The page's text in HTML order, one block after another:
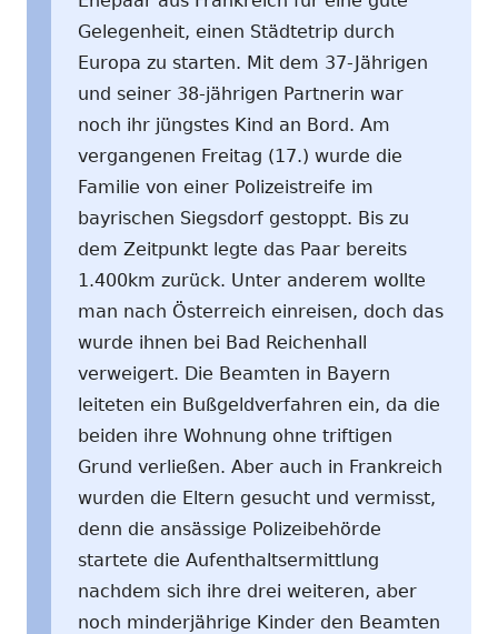
Gelegenheit, einen Städtetrip durch
Europa zu starten. Mit dem 37-Jährigen
und seiner 38-jährigen Partnerin war
noch ihr jüngstes Kind an Bord. Am
vergangenen Freitag (17.) wurde die
Familie von einer Polizeistreife im
bayrischen Siegsdorf gestoppt. Bis zu
dem Zeitpunkt legte das Paar bereits
1.400km zurück. Unter anderem wollte
man nach Österreich einreisen, doch das
wurde ihnen bei Bad Reichenhall
verweigert. Die Beamten in Bayern
leiteten ein Bußgeldverfahren ein, da die
beiden ihre Wohnung ohne triftigen
Grund verließen. Aber auch in Frankreich
wurden die Eltern gesucht und vermisst,
denn die ansässige Polizeibehörde
startete die Aufenthaltsermittlung
nachdem sich ihre drei weiteren, aber
noch minderjährige Kinder den Beamten